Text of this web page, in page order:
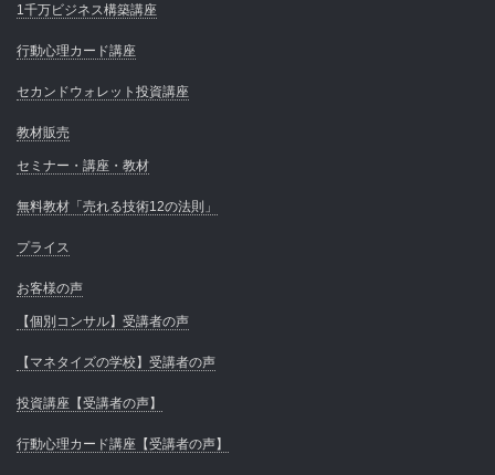
1千万ビジネス構築講座
行動心理カード講座
セカンドウォレット投資講座
教材販売
セミナー・講座・教材
無料教材「売れる技術12の法則」
プライス
お客様の声
【個別コンサル】受講者の声
【マネタイズの学校】受講者の声
投資講座【受講者の声】
行動心理カード講座【受講者の声】